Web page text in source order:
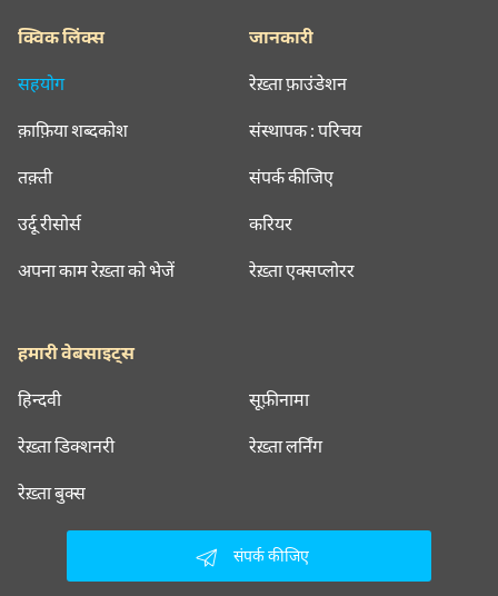
क्विक लिंक्स
सहयोग
क़ाफ़िया शब्दकोश
तक़्ती
उर्दू रीसोर्स
अपना काम रेख़्ता को भेजें
जानकारी
रेख़्ता फ़ाउंडेशन
संस्थापक : परिचय
संपर्क कीजिए
करियर
रेख़्ता एक्सप्लोरर
हमारी वेबसाइट्स
हिन्दवी सूफ़ीनामा
रेख़्ता डिक्शनरी रेख़्ता लर्निंग
रेख़्ता बुक्स
संपर्क कीजिए